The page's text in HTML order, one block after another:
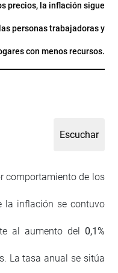
precios, la inflación sigue
personas trabajadoras y
con menos recursos.
comportamiento de los
la inflación se contuvo
al aumento del 0,1%
La tasa anual se sitúa